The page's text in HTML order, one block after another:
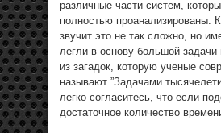
различные части систем,
полностью проанализированы.
звучит это не так сложно, но
легли в основу большой задачи
из загадок, которую ученые
называют ”Задачами
легко согласитесь, что если
достаточное количество